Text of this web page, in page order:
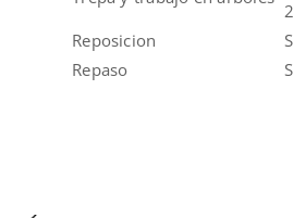
Reposicion
Repaso